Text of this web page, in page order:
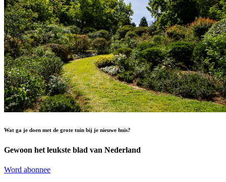
Wat ga je doen met de grote tuin bij je nieuwe huis?
Gewoon het leukste blad van Nederland
Word abonnee